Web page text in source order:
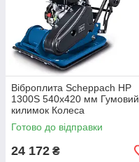
Віброплита Scheppach HP
1300S 540х420 мм Гумовий
килимок Колеса
(5904604903)
Готово до відправки
24 172 ₴